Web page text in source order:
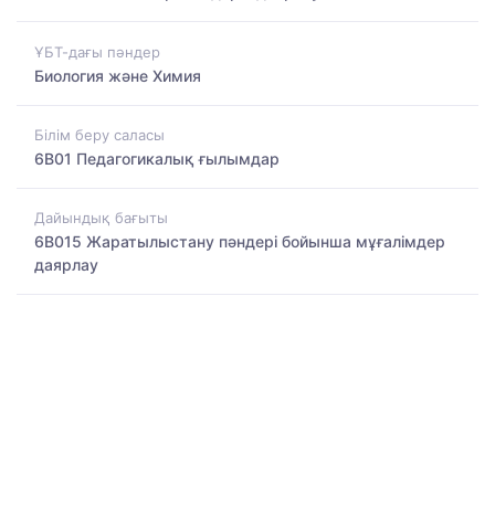
ҰБТ-дағы пәндер
Биология және Химия
Білім беру саласы
6B01 Педагогикалық ғылымдар
Дайындық бағыты
6B015 Жаратылыстану пәндері бойынша мұғалімдер
даярлау